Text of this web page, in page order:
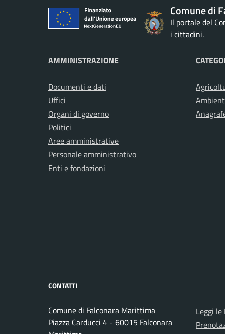
Comune di
Il portale del
i cittadini.
AMMINISTRAZIONE
Documenti e dati
Uffici
Organi di governo
Politici
Aree amministrative
Personale amministrativo
Enti e fondazioni
CONTATTI
Comune di Falconara Marittima
Piazza Carducci 4 - 60015 Falconara
Leggi le